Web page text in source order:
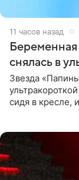
11 часов назад
Беременная
снялась в
Звезда
сидя в кресле,